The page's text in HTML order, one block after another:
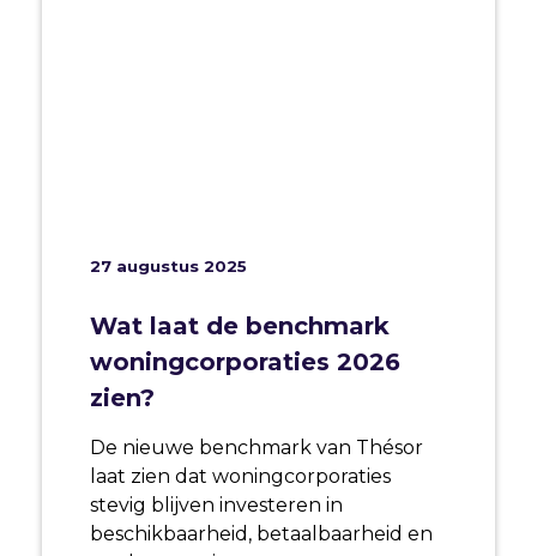
27 augustus 2025
Wat laat de benchmark
woningcorporaties 2026
zien?
De nieuwe benchmark van Thésor
laat zien dat woningcorporaties
stevig blijven investeren in
beschikbaarheid, betaalbaarheid en